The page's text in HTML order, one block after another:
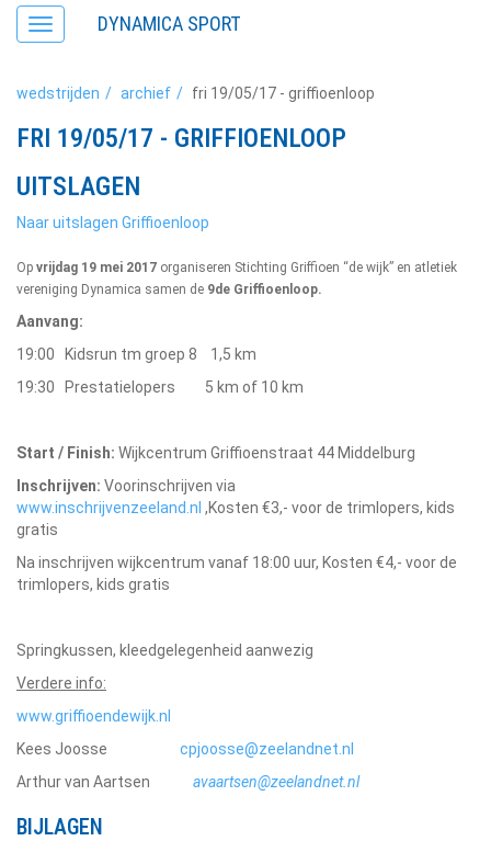
Toggle
navigation
DYNAMICA SPORT
wedstrijden archief fri 19/05/17 - griffioenloop
FRI 19/05/17 - GRIFFIOENLOOP
UITSLAGEN
Naar uitslagen Griffioenloop
Op vrijdag 19 mei 2017 organiseren Stichting Griffioen “de wijk” en atletiek
vereniging Dynamica samen de 9de Griffioenloop.
Aanvang:
19:00 Kidsrun tm groep 8 1,5 km
19:30 Prestatielopers 5 km of 10 km
Start / Finish: Wijkcentrum Griffioenstraat 44 Middelburg
Inschrijven: Voorinschrijven via
www.inschrijvenzeeland.nl ,Kosten €3,- voor de trimlopers, kids
gratis
Na inschrijven wijkcentrum vanaf 18:00 uur, Kosten €4,- voor de
trimlopers, kids gratis
Springkussen, kleedgelegenheid aanwezig
Verdere info:
www.griffioendewijk.nl
Kees Joosse cpjoosse@zeelandnet.nl
Arthur van Aartsen avaartsen@zeelandnet.nl
BIJLAGEN